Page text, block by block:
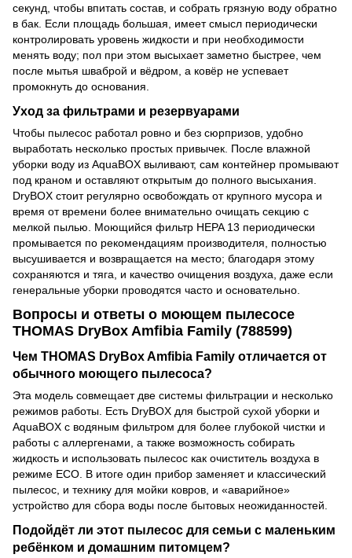
секунд, чтобы впитать состав, и собрать грязную воду обратно
в бак. Если площадь большая, имеет смысл периодически
контролировать уровень жидкости и при необходимости
менять воду; пол при этом высыхает заметно быстрее, чем
после мытья шваброй и вёдром, а ковёр не успевает
промокнуть до основания.
Уход за фильтрами и резервуарами
Чтобы пылесос работал ровно и без сюрпризов, удобно
выработать несколько простых привычек. После влажной
уборки воду из AquaBOX выливают, сам контейнер промывают
под краном и оставляют открытым до полного высыхания.
DryBOX стоит регулярно освобождать от крупного мусора и
время от времени более внимательно очищать секцию с
мелкой пылью. Моющийся фильтр HEPA 13 периодически
промывается по рекомендациям производителя, полностью
высушивается и возвращается на место; благодаря этому
сохраняются и тяга, и качество очищения воздуха, даже если
генеральные уборки проводятся часто и основательно.
Вопросы и ответы о моющем пылесосе
THOMAS DryBox Amfibia Family (788599)
Чем THOMAS DryBox Amfibia Family отличается от
обычного моющего пылесоса?
Эта модель совмещает две системы фильтрации и несколько
режимов работы. Есть DryBOX для быстрой сухой уборки и
AquaBOX с водяным фильтром для более глубокой чистки и
работы с аллергенами, а также возможность собирать
жидкость и использовать пылесос как очиститель воздуха в
режиме ECO. В итоге один прибор заменяет и классический
пылесос, и технику для мойки ковров, и «аварийное»
устройство для сбора воды после бытовых неожиданностей.
Подойдёт ли этот пылесос для семьи с маленьким
ребёнком и домашним питомцем?